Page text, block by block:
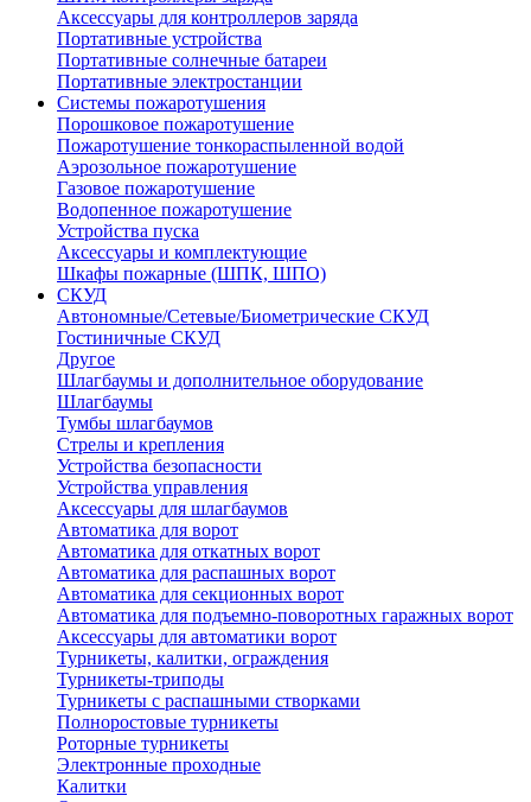
Аксессуары для контроллеров заряда
Портативные устройства
Портативные солнечные батареи
Портативные электростанции
Системы пожаротушения
Порошковое пожаротушение
Пожаротушение тонкораспыленной водой
Аэрозольное пожаротушение
Газовое пожаротушение
Водопенное пожаротушение
Устройства пуска
Аксессуары и комплектующие
Шкафы пожарные (ШПК, ШПО)
СКУД
Автономные/Сетевые/Биометрические СКУД
Гостиничные СКУД
Другое
Шлагбаумы и дополнительное оборудование
Шлагбаумы
Тумбы шлагбаумов
Стрелы и крепления
Устройства безопасности
Устройства управления
Аксессуары для шлагбаумов
Автоматика для ворот
Автоматика для откатных ворот
Автоматика для распашных ворот
Автоматика для секционных ворот
Автоматика для подъемно-поворотных гаражных ворот
Аксессуары для автоматики ворот
Турникеты, калитки, ограждения
Турникеты-триподы
Турникеты с распашными створками
Полноростовые турникеты
Роторные турникеты
Электронные проходные
Калитки